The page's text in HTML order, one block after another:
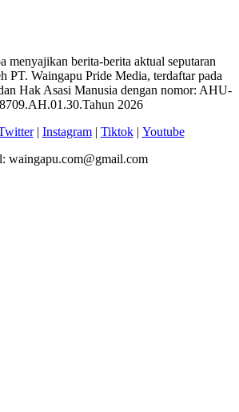
menyajikan berita-berita aktual seputaran
PT. Waingapu Pride Media, terdaftar pada
Hak Asasi Manusia dengan nomor: AHU-
2026
| Instagram| Tiktok| Youtube
waingapu.com@gmail.com